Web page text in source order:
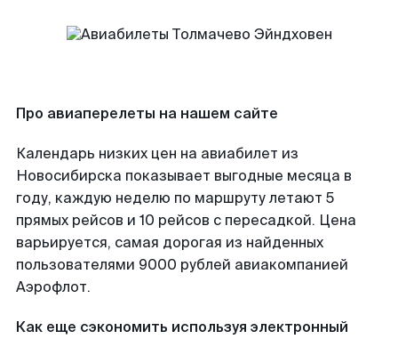
Про авиаперелеты на нашем сайте
Календарь низких цен на авиабилет из
Новосибирска показывает выгодные месяца в
году, каждую неделю по маршруту летают 5
прямых рейсов и 10 рейсов с пересадкой. Цена
варьируется, самая дорогая из найденных
пользователями 9000 рублей авиакомпанией
Аэрофлот.
Как еще сэкономить используя электронный